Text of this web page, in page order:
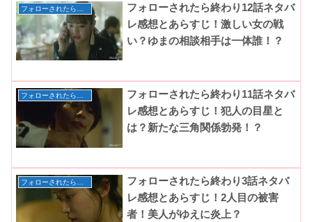
フォローされたら終わり12話ネタバ
レ感想とあらすじ！激しい女の戦
い？ゆまの相談相手は一体誰！？
フォローされたら終わり
フォローされたら終わり11話ネタバ
レ感想とあらすじ！犯人の目星と
は？新たな三角関係勃発！？
フォローされたら終わり
フォローされたら終わり3話ネタバ
レ感想とあらすじ！2人目の被害
者！美人がゆえに炎上？